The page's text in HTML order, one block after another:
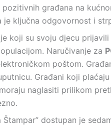
građana na
ključna odgovornost i
koji su svoju djecu
Naručivanje za
poštom.
Građani koji plaćaju
naglasiti prilikom
Štampar” dostupan je